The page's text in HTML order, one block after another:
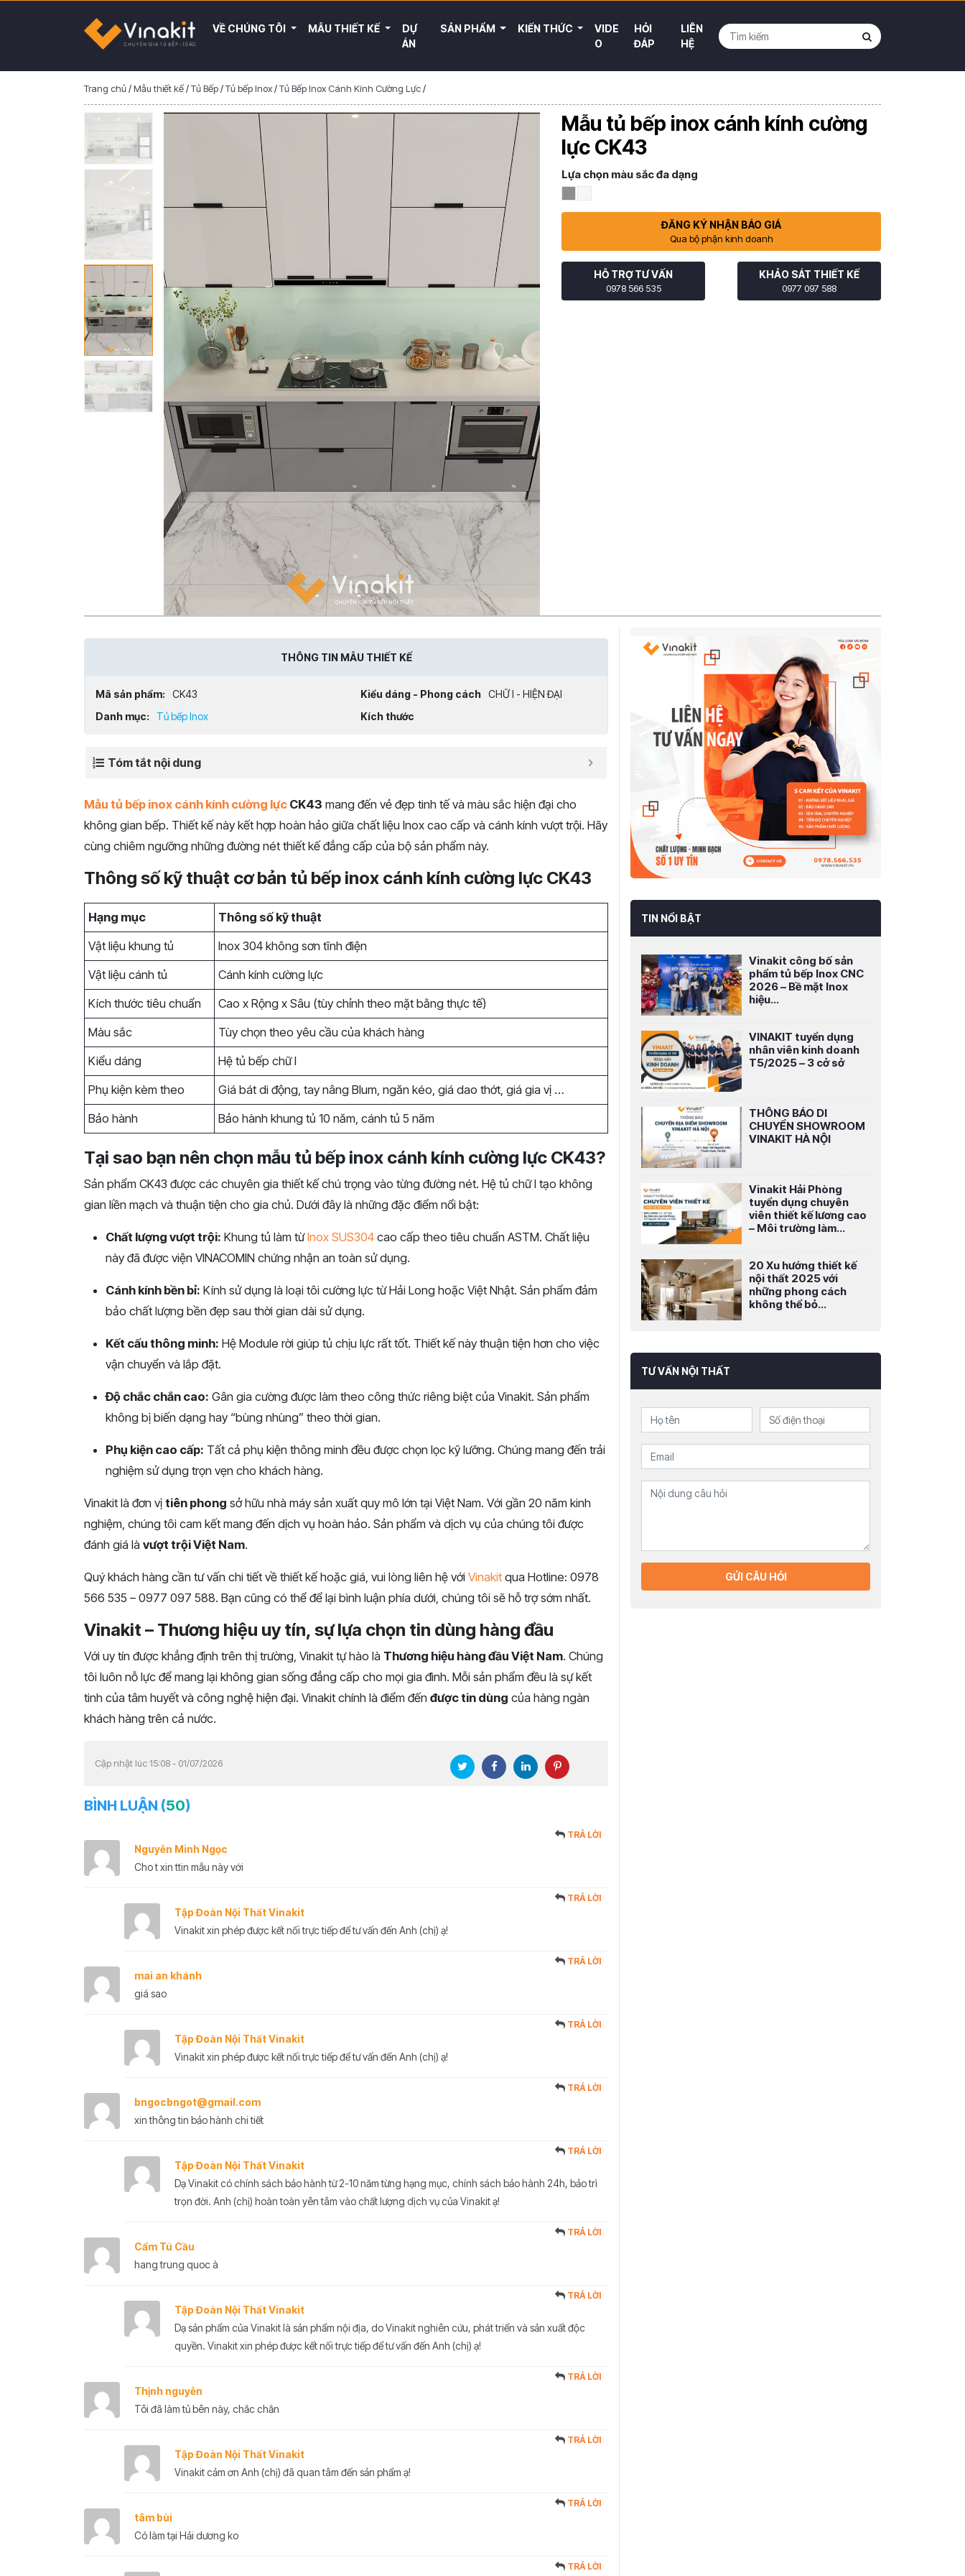
VỀ CHÚNG TÔI MẪU THIẾT KẾ
DỰ
ÁN
SẢN PHẨM KIẾN THỨC
VIDE
O
HỎI
ĐÁP
LIÊN
HỆ
Trang chủ/Mẫu thiết kế/Tủ Bếp/Tủ bếp Inox/Tủ Bếp Inox Cánh Kính Cường Lực/
Mẫu tủ bếp inox cánh kính cường
lực CK43
Lựa chọn màu sắc đa dạng
ĐĂNG KÝ NHẬN BÁO GIÁ
Qua bộ phận kinh doanh
HỖ TRỢ TƯ VẤN
0978 566 535
KHẢO SÁT THIẾT KẾ
0977 097 588
THÔNG TIN MẪU THIẾT KẾ
Mã sản phẩm: CK43 Kiểu dáng - Phong cách CHỮ I - HIỆN ĐẠI
Danh mục:
Tủ bếp Inox Kích thước
Tóm tắt nội dung
Mẫu tủ bếp inox cánh kính cường lực CK43 mang đến vẻ đẹp tinh tế và màu sắc hiện đại cho
không gian bếp. Thiết kế này kết hợp hoàn hảo giữa chất liệu Inox cao cấp và cánh kính vượt trội. Hãy
cùng chiêm ngưỡng những đường nét thiết kế đẳng cấp của bộ sản phẩm này.
Thông số kỹ thuật cơ bản tủ bếp inox cánh kính cường lực CK43
Hạng mục
Thông số kỹ thuật
Vật liệu khung tủ
Inox 304 không sơn tĩnh điện
Vật liệu cánh tủ
Cánh kính cường lực
Kích thước tiêu chuẩn
Cao x Rộng x Sâu (tùy chỉnh theo mặt bằng thực tế)
Màu sắc
Tùy chọn theo yêu cầu của khách hàng
Kiểu dáng
Hệ tủ bếp chữ I
Phụ kiện kèm theo
Giá bát di động, tay nâng Blum, ngăn kéo, giá dao thớt, giá gia vị …
Bảo hành
Bảo hành khung tủ 10 năm, cánh tủ 5 năm
Tại sao bạn nên chọn mẫu tủ bếp inox cánh kính cường lực CK43?
Sản phẩm CK43 được các chuyên gia thiết kế chú trọng vào từng đường nét. Hệ tủ chữ I tạo không
gian liền mạch và thuận tiện cho gia chủ. Dưới đây là những đặc điểm nổi bật:
Chất lượng vượt trội: Khung tủ làm từInox SUS304 cao cấp theo tiêu chuẩn ASTM. Chất liệu
này đã được viện VINACOMIN chứng nhận an toàn sử dụng.
Cánh kính bền bỉ: Kính sử dụng là loại tôi cường lực từ Hải Long hoặc Việt Nhật. Sản phẩm đảm
bảo chất lượng bền đẹp sau thời gian dài sử dụng.
Kết cấu thông minh: Hệ Module rời giúp tủ chịu lực rất tốt. Thiết kế này thuận tiện hơn cho việc
vận chuyển và lắp đặt.
Độ chắc chắn cao: Gân gia cường được làm theo công thức riêng biệt của Vinakit. Sản phẩm
không bị biến dạng hay “bùng nhùng” theo thời gian.
Phụ kiện cao cấp: Tất cả phụ kiện thông minh đều được chọn lọc kỹ lưỡng. Chúng mang đến trải
nghiệm sử dụng trọn vẹn cho khách hàng.
Vinakit là đơn vị tiên phong sở hữu nhà máy sản xuất quy mô lớn tại Việt Nam. Với gần 20 năm kinh
nghiệm, chúng tôi cam kết mang đến dịch vụ hoàn hảo. Sản phẩm và dịch vụ của chúng tôi được
đánh giá là vượt trội Việt Nam.
Quý khách hàng cần tư vấn chi tiết về thiết kế hoặc giá, vui lòng liên hệ với Vinakit qua Hotline: 0978
566 535 – 0977 097 588. Bạn cũng có thể để lại bình luận phía dưới, chúng tôi sẽ hỗ trợ sớm nhất.
Vinakit – Thương hiệu uy tín, sự lựa chọn tin dùng hàng đầu
Với uy tín được khẳng định trên thị trường, Vinakit tự hào là Thương hiệu hàng đầu Việt Nam. Chúng
tôi luôn nỗ lực để mang lại không gian sống đẳng cấp cho mọi gia đình. Mỗi sản phẩm đều là sự kết
tinh của tâm huyết và công nghệ hiện đại. Vinakit chính là điểm đến được tin dùng của hàng ngàn
khách hàng trên cả nước.
Cập nhật lúc 15:08 - 01/07/2026
BÌNH LUẬN (50)
Nguyễn Minh Ngọc
TRẢ LỜI
Cho t xin ttin mẫu này với
Tập Đoàn Nội Thất Vinakit
TRẢ LỜI
Vinakit xin phép được kết nối trực tiếp để tư vấn đến Anh (chị) ạ!
mai an khánh
TRẢ LỜI
giá sao
Tập Đoàn Nội Thất Vinakit
TRẢ LỜI
Vinakit xin phép được kết nối trực tiếp để tư vấn đến Anh (chị) ạ!
bngocbngot@gmail.com
TRẢ LỜI
xin thông tin bảo hành chi tiết
Tập Đoàn Nội Thất Vinakit
TRẢ LỜI
Dạ Vinakit có chính sách bảo hành từ 2-10 năm từng hạng mục, chính sách bảo hành 24h, bảo trì
trọn đời. Anh (chị) hoàn toàn yên tâm vào chất lượng dịch vụ của Vinakit ạ!
Cẩm Tú Cầu
TRẢ LỜI
hang trung quoc à
Tập Đoàn Nội Thất Vinakit
TRẢ LỜI
Dạ sản phẩm của Vinakit là sản phẩm nội địa, do Vinakit nghiên cứu, phát triển và sản xuất độc
quyền. Vinakit xin phép được kết nối trực tiếp để tư vấn đến Anh (chị) ạ!
Thịnh nguyễn
TRẢ LỜI
Tôi đã làm tủ bên này, chắc chắn
Tập Đoàn Nội Thất Vinakit
TRẢ LỜI
Vinakit cảm ơn Anh (chị) đã quan tâm đến sản phẩm ạ!
tâm bùi
TRẢ LỜI
Có làm tại Hải dương ko
TRẢ LỜI
TIN NỔI BẬT
Vinakit công bố sản
phẩm tủ bếp Inox CNC
2026 – Bề mặt Inox
hiệu...
VINAKIT tuyển dụng
nhân viên kinh doanh
T5/2025 – 3 cở sở
THÔNG BÁO DI
CHUYỂN SHOWROOM
VINAKIT HÀ NỘI
Vinakit Hải Phòng
tuyển dụng chuyên
viên thiết kế lương cao
– Môi trường làm...
20 Xu hướng thiết kế
nội thất 2025 với
những phong cách
không thể bỏ...
TƯ VẤN NỘI THẤT
GỬI CÂU HỎI